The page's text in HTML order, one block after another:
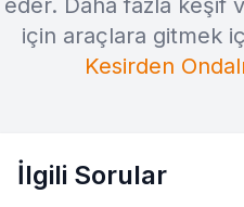
eder. Daha fazla keşif
için araçlara gitmek
Kesirden
İlgili Sorular